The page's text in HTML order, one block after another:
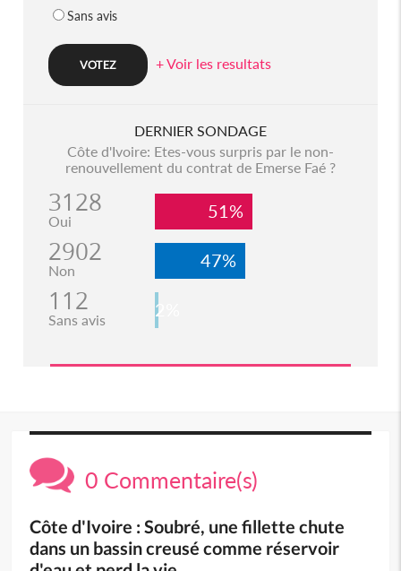
Sans avis
+ Voir les resultats
DERNIER SONDAGE
Côte d'Ivoire: Etes-vous surpris par le non-
renouvellement du contrat de Emerse Faé ?
3128
Oui 51%
2902
Non 47%
112
Sans avis 2%
0 Commentaire(s)
Côte d'Ivoire : Soubré, une fillette chute
dans un bassin creusé comme réservoir